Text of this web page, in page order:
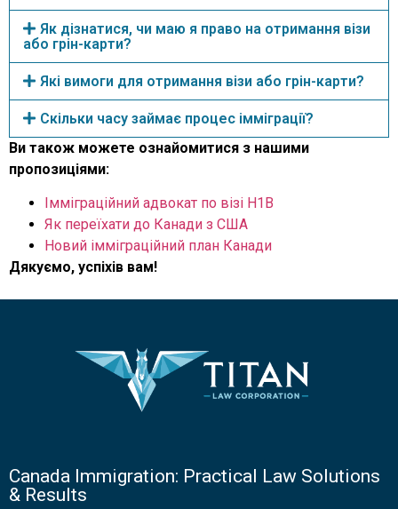
Як дізнатися, чи маю я право на отримання візи
або грін-карти?
Які вимоги для отримання візи або грін-карти?
Скільки часу займає процес імміграції?
Ви також можете ознайомитися з нашими
пропозиціями:
Імміграційний адвокат по візі H1B
Як переїхати до Канади з США
Новий імміграційний план Канади
Дякуємо, успіхів вам!
Canada Immigration: Practical Law Solutions
& Results